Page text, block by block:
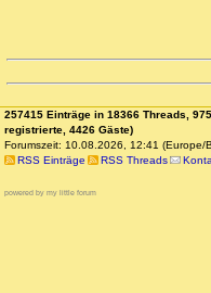
257415 Einträge in 18366 Threads,
registrierte, 4426 Gäste)
Forumszeit: 10.08.2026, 12:41 (Europe/
RSS Einträge
RSS Threads
powered by my little forum